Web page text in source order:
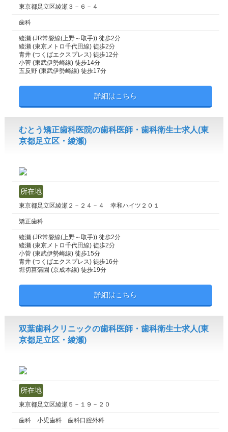
東京都足立区綾瀬３－６－４
歯科
綾瀬 (JR常磐線(上野～取手)) 徒歩2分
綾瀬 (東京メトロ千代田線) 徒歩2分
青井 (つくばエクスプレス) 徒歩12分
小菅 (東武伊勢崎線) 徒歩14分
五反野 (東武伊勢崎線) 徒歩17分
詳細はこちら
むとう矯正歯科医院の歯科医師・歯科衛生士求人(東
京都足立区・綾瀬)
所在地
東京都足立区綾瀬２－２４－４ 幸和ハイツ２０１
矯正歯科
綾瀬 (JR常磐線(上野～取手)) 徒歩2分
綾瀬 (東京メトロ千代田線) 徒歩2分
小菅 (東武伊勢崎線) 徒歩15分
青井 (つくばエクスプレス) 徒歩16分
堀切菖蒲園 (京成本線) 徒歩19分
詳細はこちら
双葉歯科クリニックの歯科医師・歯科衛生士求人(東
京都足立区・綾瀬)
所在地
東京都足立区綾瀬５－１９－２０
歯科 小児歯科 歯科口腔外科